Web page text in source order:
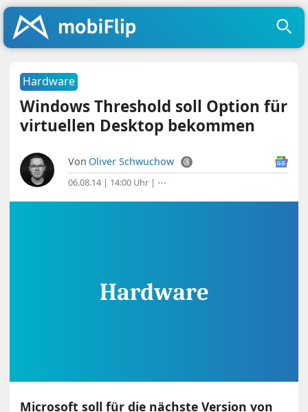
Hardware
Windows Threshold soll Option für
virtuellen Desktop bekommen
Von Oliver Schwuchow
06.08.14 | 14:00 Uhr | ⋯
Microsoft soll für die nächste Version von